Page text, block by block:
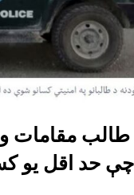
حد اقل یو